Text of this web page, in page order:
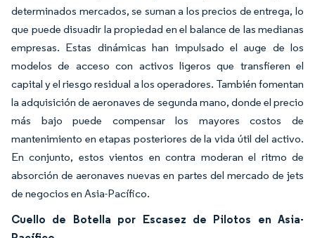
determinados mercados, se suman a los precios de entrega, lo
que puede disuadir la propiedad en el balance de las medianas
empresas. Estas dinámicas han impulsado el auge de los
modelos de acceso con activos ligeros que transfieren el
capital y el riesgo residual a los operadores. También fomentan
la adquisición de aeronaves de segunda mano, donde el precio
más bajo puede compensar los mayores costos de
mantenimiento en etapas posteriores de la vida útil del activo.
En conjunto, estos vientos en contra moderan el ritmo de
absorción de aeronaves nuevas en partes del mercado de jets
de negocios en Asia-Pacífico.
Cuello de Botella por Escasez de Pilotos en Asia-